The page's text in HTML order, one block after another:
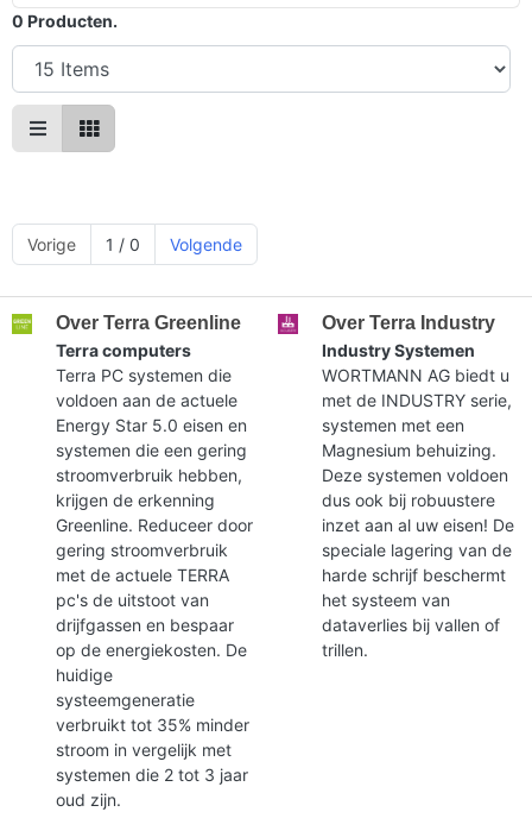
0 Producten.
Vorige 1 / 0 Volgende
Over Terra Greenline
Terra computers
Terra PC systemen die
voldoen aan de actuele
Energy Star 5.0 eisen en
systemen die een gering
stroomverbruik hebben,
krijgen de erkenning
Greenline. Reduceer door
gering stroomverbruik
met de actuele TERRA
pc's de uitstoot van
drijfgassen en bespaar
op de energiekosten. De
huidige
systeemgeneratie
verbruikt tot 35% minder
stroom in vergelijk met
systemen die 2 tot 3 jaar
oud zijn.
Over Terra Industry
Industry Systemen
WORTMANN AG biedt u
met de INDUSTRY serie,
systemen met een
Magnesium behuizing.
Deze systemen voldoen
dus ook bij robuustere
inzet aan al uw eisen! De
speciale lagering van de
harde schrijf beschermt
het systeem van
dataverlies bij vallen of
trillen.